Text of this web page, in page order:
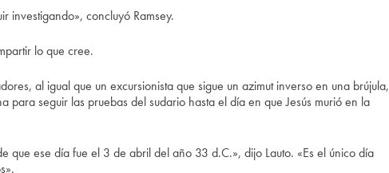
investigando», concluyó Ramsey.
lo que cree.
al igual que un excursionista que sigue un azimut inverso en una brújula,
para seguir las pruebas del sudario hasta el día en que Jesús murió en la
que ese día fue el 3 de abril del año 33 d.C.», dijo Lauto. «Es el único día